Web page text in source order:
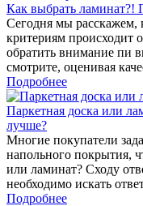
Как выбрать ламинат?!
Сегодня мы расскажем,
критериям происходит
обратить внимание пи
смотрите, оценивая
Подробнее
Паркетная доска или
лучше?
Многие покупатели
напольного покрытия,
или ламинат? Сходу
необходимо искать
Подробнее